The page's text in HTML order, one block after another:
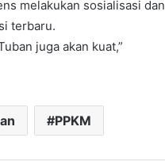
melakukan sosialisasi dan
terbaru.
juga akan kuat,”
PPKM